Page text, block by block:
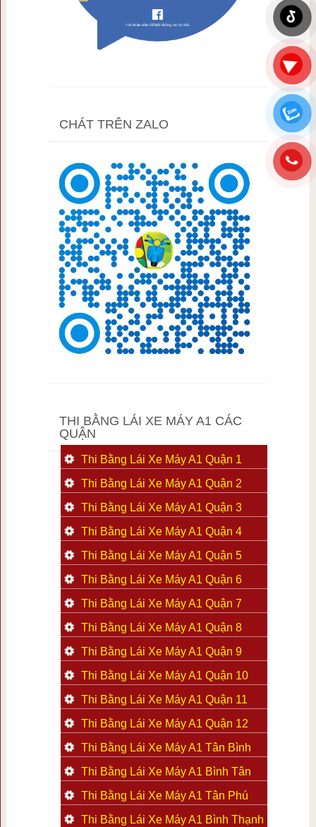
CHÁT TRÊN ZALO
THI BẰNG LÁI XE MÁY A1 CÁC
QUẬN
Thi Bằng Lái Xe Máy A1 Quận 1
Thi Bằng Lái Xe Máy A1 Quận 2
Thi Bằng Lái Xe Máy A1 Quận 3
Thi Bằng Lái Xe Máy A1 Quận 4
Thi Bằng Lái Xe Máy A1 Quận 5
Thi Bằng Lái Xe Máy A1 Quận 6
Thi Bằng Lái Xe Máy A1 Quận 7
Thi Bằng Lái Xe Máy A1 Quận 8
Thi Bằng Lái Xe Máy A1 Quận 9
Thi Bằng Lái Xe Máy A1 Quận 10
Thi Bằng Lái Xe Máy A1 Quận 11
Thi Bằng Lái Xe Máy A1 Quận 12
Thi Bằng Lái Xe Máy A1 Tân Bình
Thi Bằng Lái Xe Máy A1 Bình Tân
Thi Bằng Lái Xe Máy A1 Tân Phú
Thi Bằng Lái Xe Máy A1 Bình Thạnh